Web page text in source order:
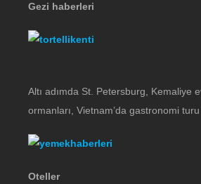
Gezi haberleri
Altı adımda St. Petersburg, Kemaliye
ormanları, Vietnam’da gastronomi turu
Oteller